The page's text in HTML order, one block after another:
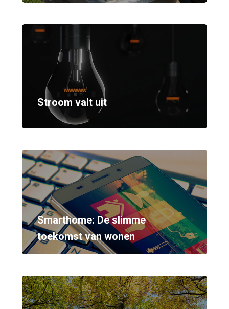
Stroom valt uit
Smarthome: De slimme
toekomst van wonen